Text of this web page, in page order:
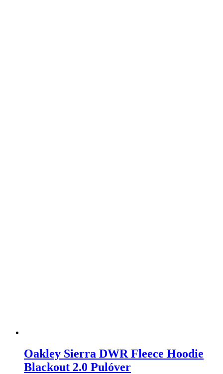
Oakley Sierra DWR Fleece Hoodie
Blackout 2.0 Pulóver